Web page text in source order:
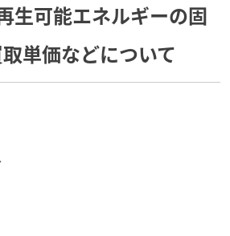
生可能エネルギーの固
単価などについて